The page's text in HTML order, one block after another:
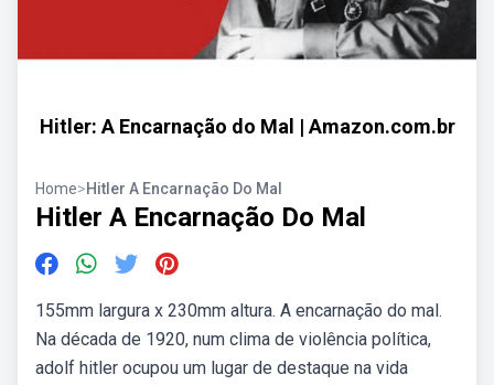
Hitler: A Encarnação do Mal | Amazon.com.br
Home>Hitler A Encarnação Do Mal
Hitler A Encarnação Do Mal
155mm largura x 230mm altura. A encarnação do mal.
Na década de 1920, num clima de violência política,
adolf hitler ocupou um lugar de destaque na vida